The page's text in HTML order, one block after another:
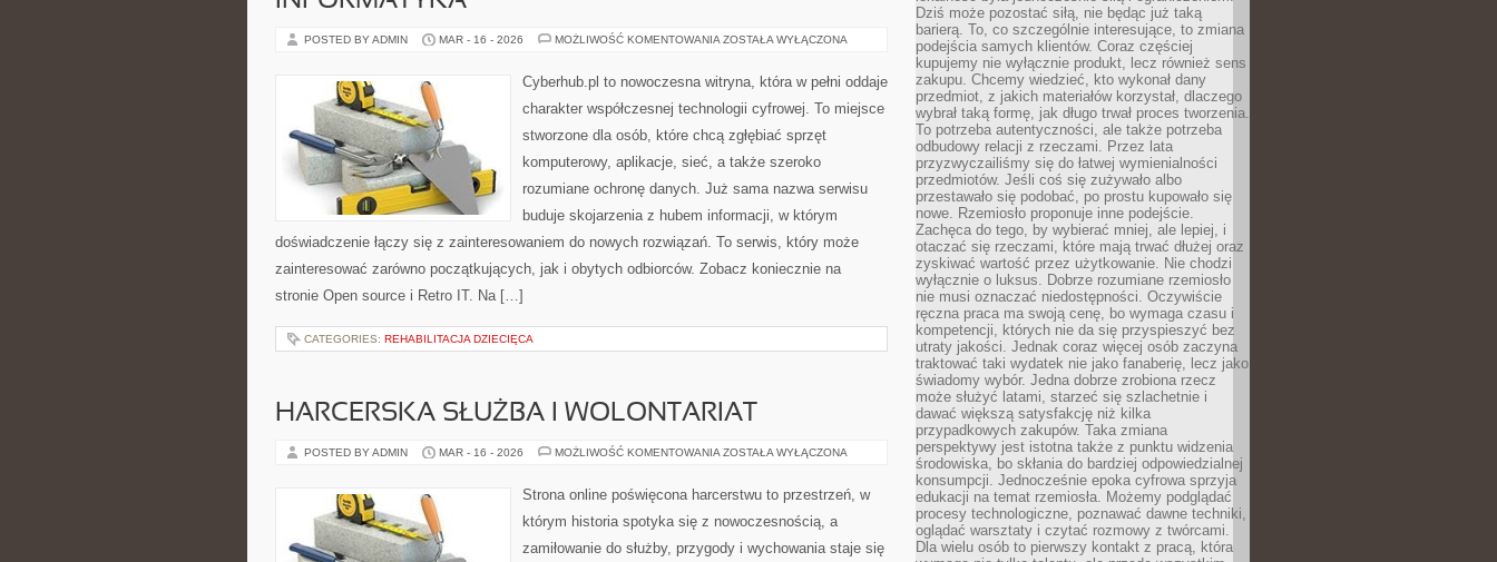
POSTED BY ADMIN MAR - 16 - 2026 MOŻLIWOŚĆ KOMENTOWANIA INFORMATYKA
ZOSTAŁA WYŁĄCZONA
Cyberhub.pl to nowoczesna witryna, która w pełni oddaje
charakter współczesnej technologii cyfrowej. To miejsce
stworzone dla osób, które chcą zgłębiać sprzęt
komputerowy, aplikacje, sieć, a także szeroko
rozumiane ochronę danych. Już sama nazwa serwisu
buduje skojarzenia z hubem informacji, w którym
doświadczenie łączy się z zainteresowaniem do nowych rozwiązań. To serwis, który może
zainteresować zarówno początkujących, jak i obytych odbiorców. Zobacz koniecznie na
stronie Open source i Retro IT. Na […]
CATEGORIES: REHABILITACJA DZIECIĘCA
HARCERSKA SŁUŻBA I WOLONTARIAT
POSTED BY ADMIN MAR - 16 - 2026 MOŻLIWOŚĆ KOMENTOWANIA HARCERSKA
WOLONTARIAT
ZOSTAŁA WYŁĄCZONA
Strona online poświęcona harcerstwu to przestrzeń, w
którym historia spotyka się z nowoczesnością, a
zamiłowanie do służby, przygody i wychowania staje się
Dziś może pozostać siłą, nie będąc już taką
barierą. To, co szczególnie interesujące, to zmiana
podejścia samych klientów. Coraz częściej
kupujemy nie wyłącznie produkt, lecz również sens
zakupu. Chcemy wiedzieć, kto wykonał dany
przedmiot, z jakich materiałów korzystał, dlaczego
wybrał taką formę, jak długo trwał proces tworzenia.
To potrzeba autentyczności, ale także potrzeba
odbudowy relacji z rzeczami. Przez lata
przyzwyczailiśmy się do łatwej wymienialności
przedmiotów. Jeśli coś się zużywało albo
przestawało się podobać, po prostu kupowało się
nowe. Rzemiosło proponuje inne podejście.
Zachęca do tego, by wybierać mniej, ale lepiej, i
otaczać się rzeczami, które mają trwać dłużej oraz
zyskiwać wartość przez użytkowanie. Nie chodzi
wyłącznie o luksus. Dobrze rozumiane rzemiosło
nie musi oznaczać niedostępności. Oczywiście
ręczna praca ma swoją cenę, bo wymaga czasu i
kompetencji, których nie da się przyspieszyć bez
utraty jakości. Jednak coraz więcej osób zaczyna
traktować taki wydatek nie jako fanaberię, lecz jako
świadomy wybór. Jedna dobrze zrobiona rzecz
może służyć latami, starzeć się szlachetnie i
dawać większą satysfakcję niż kilka
przypadkowych zakupów. Taka zmiana
perspektywy jest istotna także z punktu widzenia
środowiska, bo skłania do bardziej odpowiedzialnej
konsumpcji. Jednocześnie epoka cyfrowa sprzyja
edukacji na temat rzemiosła. Możemy podglądać
procesy technologiczne, poznawać dawne techniki,
oglądać warsztaty i czytać rozmowy z twórcami.
Dla wielu osób to pierwszy kontakt z pracą, która